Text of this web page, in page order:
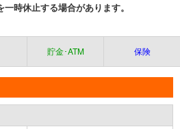
時休止する場合があります。
貯金･ATM 保険